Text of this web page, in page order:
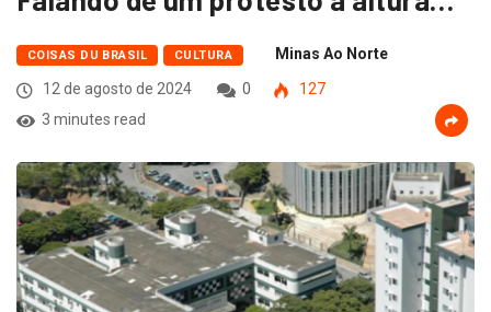
COISAS DU BRASIL CULTURA
Minas Ao Norte
12 de agosto de 2024
0
127
3 minutes read